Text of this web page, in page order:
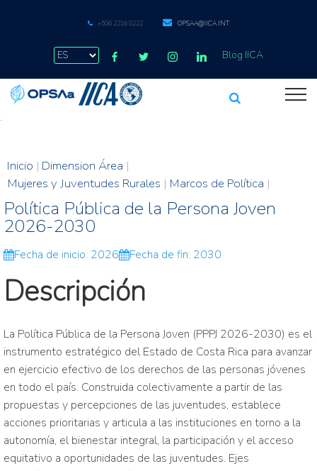
+506 2216 0222 OPSAA@IICA.INT
Blog IICA
.
Inicio | Dimension Área |
Mujeres y Juventudes Rurales | Marcos de Política |
Política Pública de la Persona Joven
2026-2030
Fecha de inicio: 2026 Fecha de fin: 2030
Descripción
La Política Pública de la Persona Joven (PPPJ 2026-2030) es el
instrumento estratégico del Estado de Costa Rica para avanzar
en ejercicio efectivo de los derechos de las personas jóvenes
en todo el país. Construida colectivamente a partir de las
propuestas y percepciones de las juventudes, establece
acciones prioritarias y articula a las instituciones en torno a la
autonomía, el bienestar integral, la participación y el acceso
equitativo a oportunidades de las juventudes. Ejes